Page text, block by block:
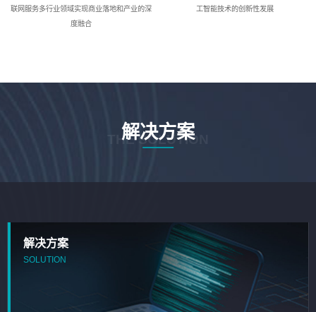
联网服务多行业领域实现商业落地和产业的深
度融合
工智能技术的创新性发展
解决方案
THE SOLUTION
解决方案
SOLUTION